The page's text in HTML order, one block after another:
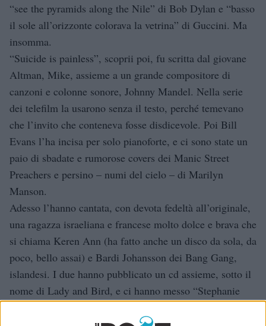
“see the pyramids along the Nile” di Bob Dylan e “basso
il sole all’orizzonte colorava la vetrina” di Guccini. Ma
insomma.
“Suicide is painless”, scoprii poi, fu scritta dal giovane
Altman, Mike, assieme a un grande compositore di
canzoni e colonne sonore, Johnny Mandel. Nella serie
dei telefilm la usarono senza il testo, perché temevano
che l’invito che conteneva fosse disdicevole. Poi Bill
Evans l’ha incisa per solo pianoforte, e ci sono state un
paio di sbadate e rumorose covers dei Manic Street
Preachers e persino – numi del cielo – di Marilyn
Manson.
Adesso l’hanno cantata, con devota fedeltà all’originale,
una ragazza israeliana e francese molto dolce e brava che
si chiama Keren Ann (ha fatto anche un disco da sola, da
poco, bello assai) e Bardi Johansson dei Bang Gang,
islandesi. I due hanno pubblicato un cd assieme, sotto il
nome di Lady and Bird, e ci hanno messo “Stephanie